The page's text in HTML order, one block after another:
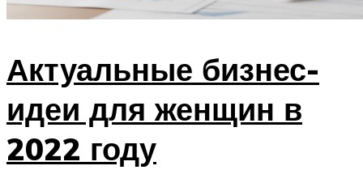
Актуальные бизнес-
идеи для женщин в
2022 году